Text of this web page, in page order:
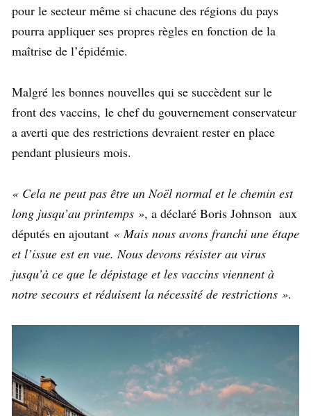
pour le secteur même si chacune des régions du pays
pourra appliquer ses propres règles en fonction de la
maîtrise de l’épidémie.
Malgré les bonnes nouvelles qui se succèdent sur le
front des vaccins, le chef du gouvernement conservateur
a averti que des restrictions devraient rester en place
pendant plusieurs mois.
« Cela ne peut pas être un Noël normal et le chemin est
long jusqu’au printemps », a déclaré Boris Johnson aux
députés en ajoutant « Mais nous avons franchi une étape
et l’issue est en vue. Nous devons résister au virus
jusqu’à ce que le dépistage et les vaccins viennent à
notre secours et réduisent la nécessité de restrictions ».